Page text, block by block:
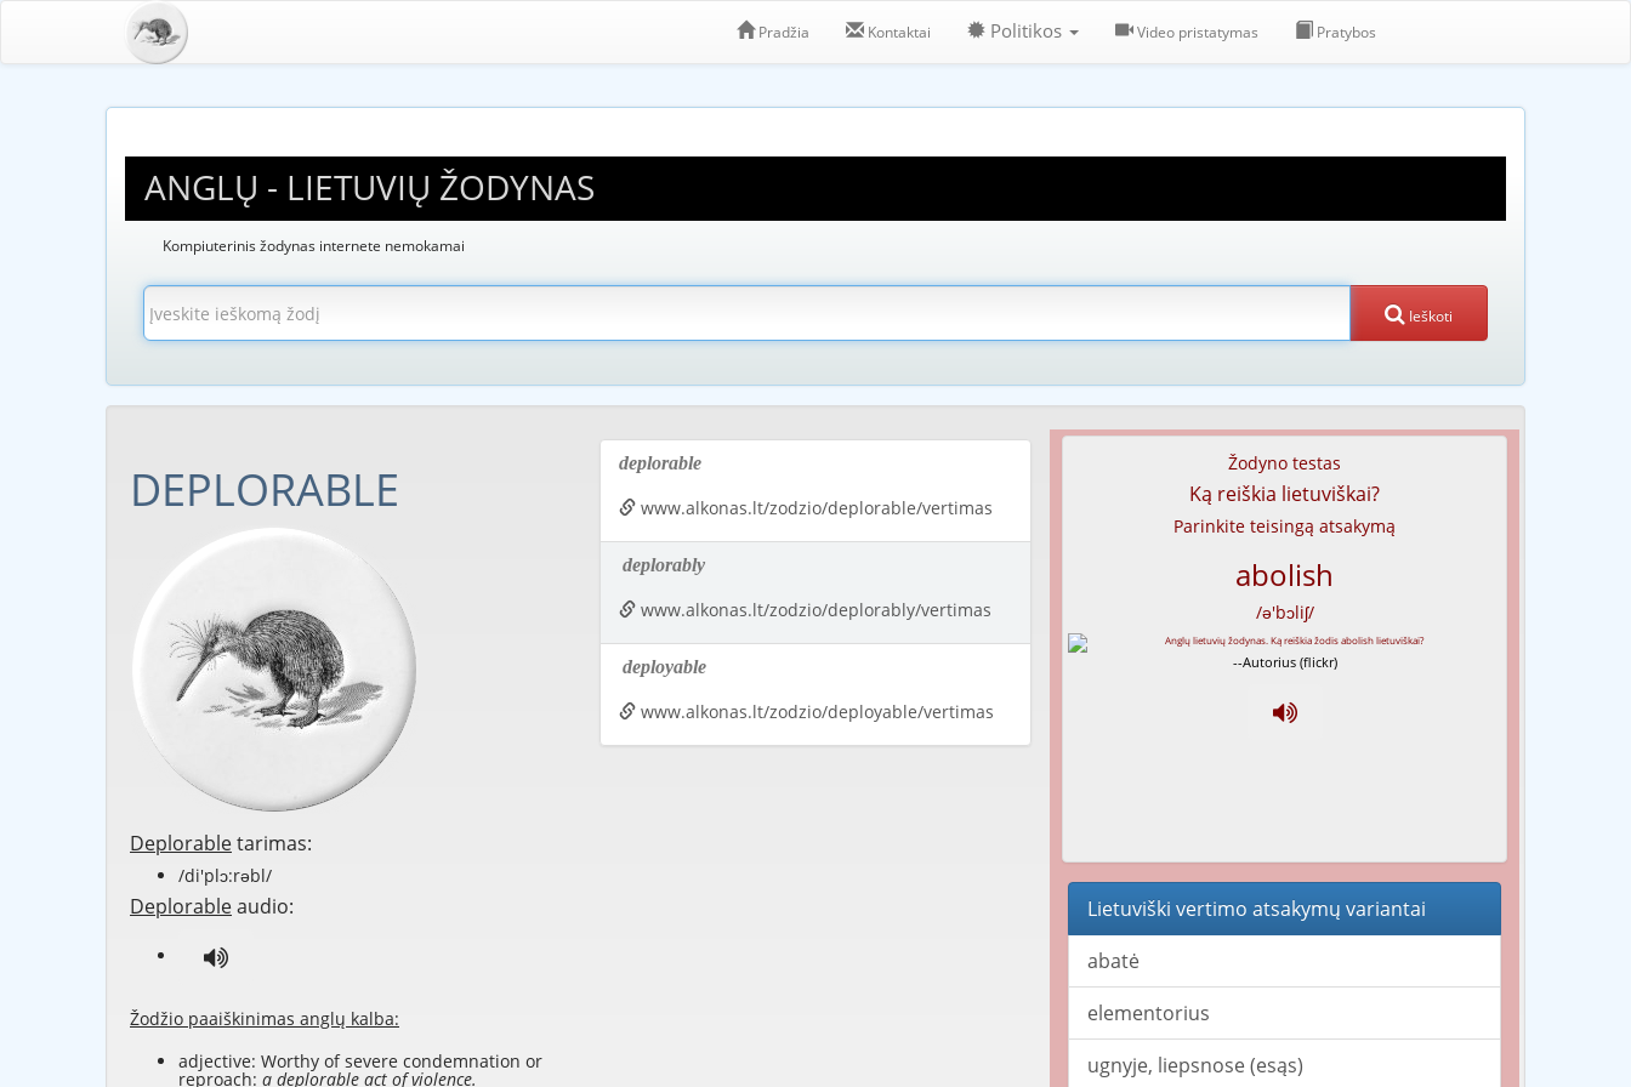
Pradžia Kontaktai Politikos Video pristatymas Pratybos
ANGLŲ - LIETUVIŲ ŽODYNAS
Kompiuterinis žodynas internete nemokamai
Ieškoti
DEPLORABLE
Deplorabletarimas:
/di'plɔ:rəbl/
Deplorableaudio:
Žodžio paaiškinimas anglų kalba:
adjective: Worthy of severe condemnation or
reproach: a deplorable act of violence.
deplorable
www.alkonas.lt/zodzio/deplorable/vertimas
deplorably
www.alkonas.lt/zodzio/deplorably/vertimas
deployable
www.alkonas.lt/zodzio/deployable/vertimas
Žodyno testas
Ką reiškia lietuviškai?
Parinkite teisingą atsakymą
abolish
/ə'bɔliʃ/
--Autorius (flickr)
Lietuviški vertimo atsakymų variantai
abatė
elementorius
ugnyje, liepsnose (esąs)